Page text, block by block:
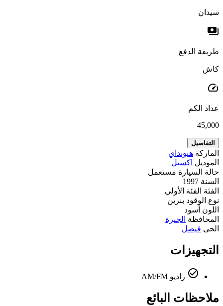
سيدان
payments
طريقة الدفع
كاش
speed
عداد الكم
45,000
التفاصيل
الماركة هيونداي
الموديل اكسيل
حالة السيارة مستعمل
السنة 1997
الفئة الفئة الأولي
نوع الوقود بنزين
اللون أسود
المحافظة الجيزة
الحى فيصل
التجهيزات
check_circle_outline راديو AM/FM
ملاحظات البائع